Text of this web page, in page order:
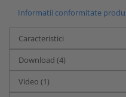
Informatii conformitate
Caracteristici
Download (4)
Video (1)